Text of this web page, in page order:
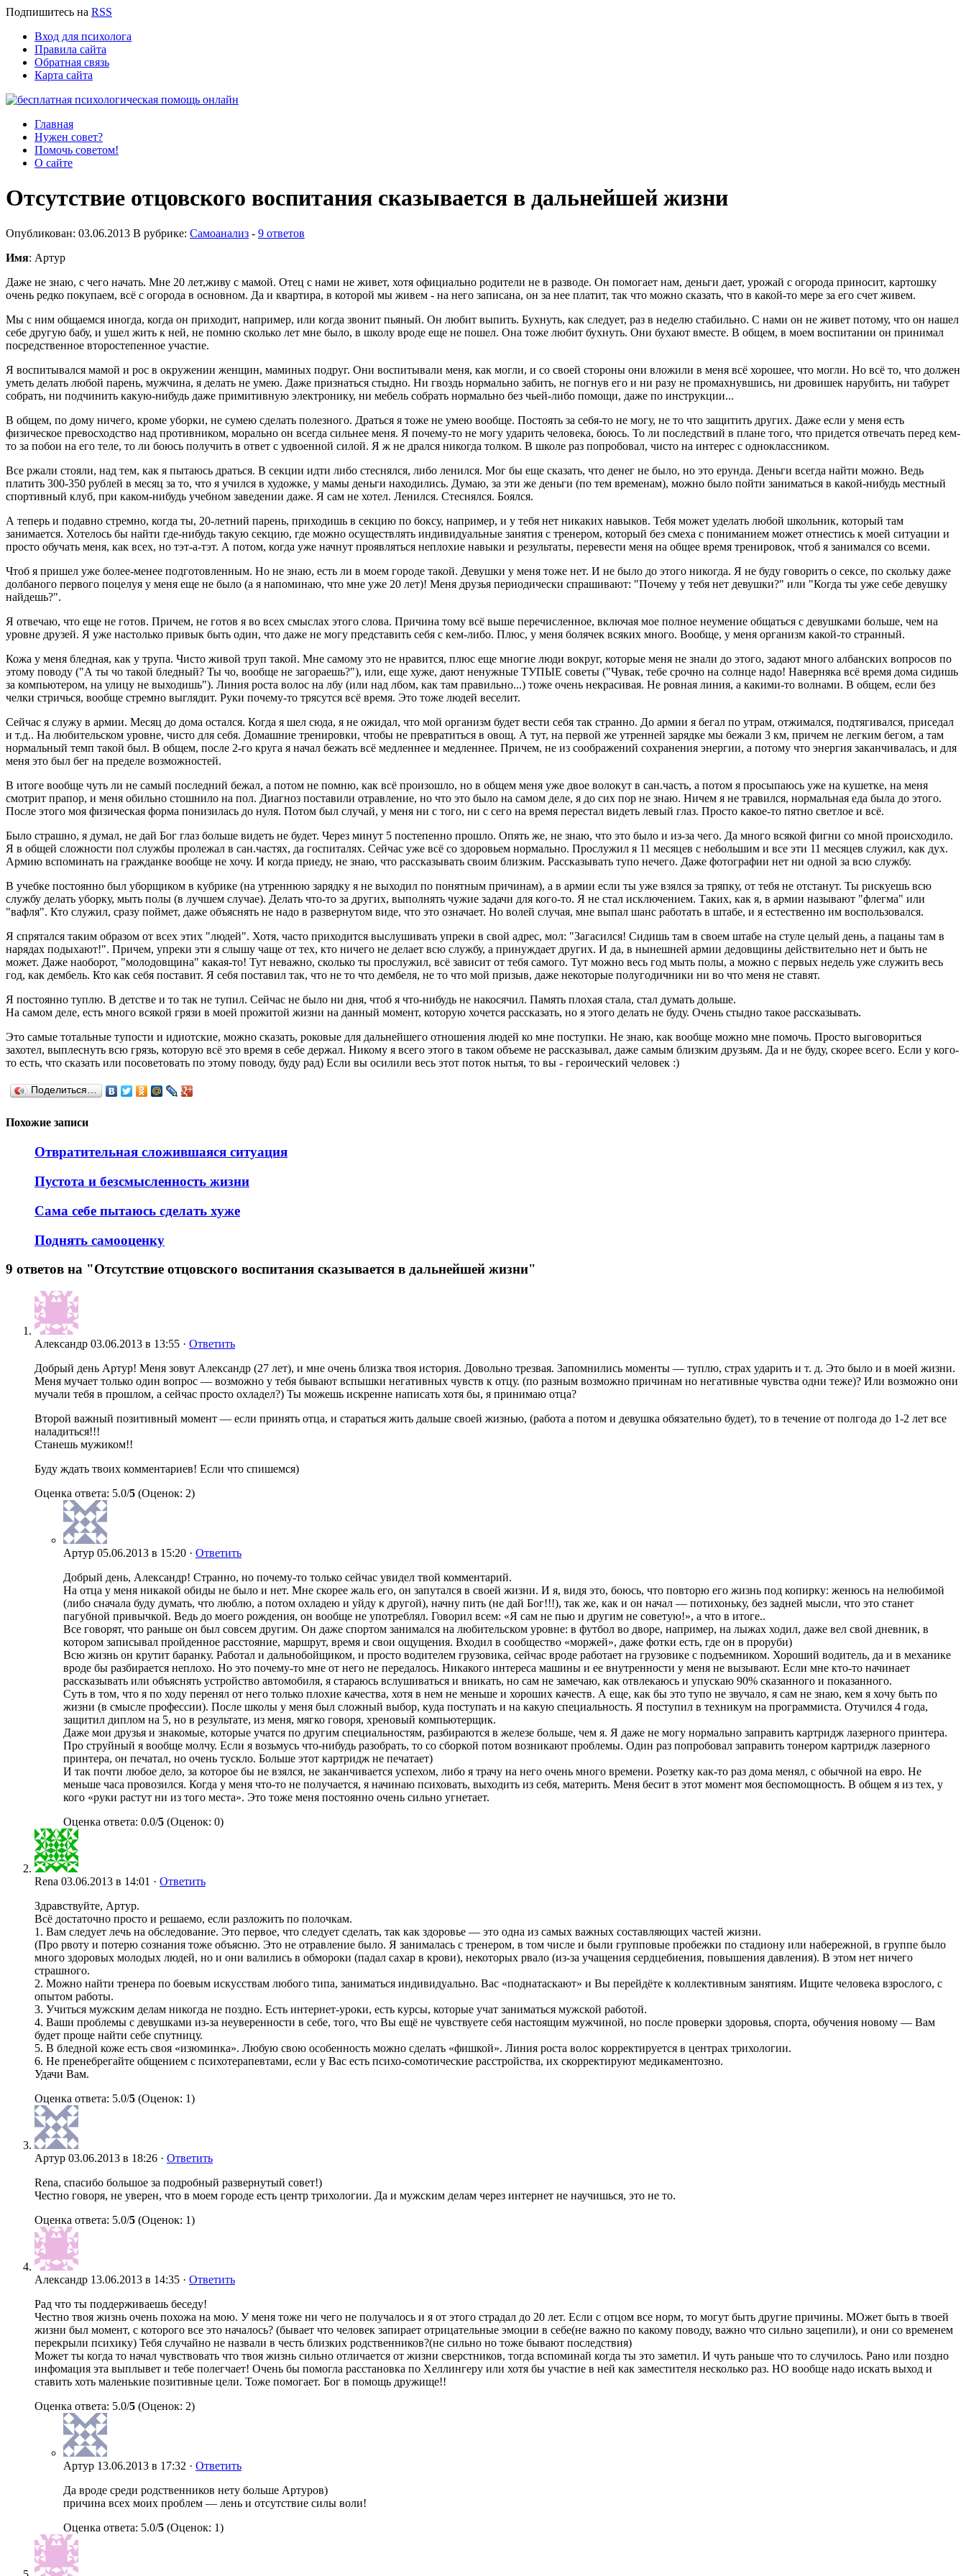
Подпишитесь на RSS
Вход для психолога
Правила сайта
Обратная связь
Карта сайта
Главная
Нужен совет?
Помочь советом!
О сайте
Отсутствие отцовского воспитания сказывается в дальнейшей жизни
Опубликован: 03.06.2013 В рубрике: Самоанализ - 9 ответов
Имя: Артур
Даже не знаю, с чего начать. Мне 20 лет,живу с мамой. Отец с нами не живет, хотя официально родители не в разводе. Он помогает нам, деньги дает, урожай с огорода приносит, картошку
очень редко покупаем, всё с огорода в основном. Да и квартира, в которой мы живем - на него записана, он за нее платит, так что можно сказать, что в какой-то мере за его счет живем.
Мы с ним общаемся иногда, когда он приходит, например, или когда звонит пьяный. Он любит выпить. Бухнуть, как следует, раз в неделю стабильно. С нами он не живет потому, что он нашел
себе другую бабу, и ушел жить к ней, не помню сколько лет мне было, в школу вроде еще не пошел. Она тоже любит бухнуть. Они бухают вместе. В общем, в моем воспитании он принимал
посредственное второстепенное участие.
Я воспитывался мамой и рос в окружении женщин, маминых подруг. Они воспитывали меня, как могли, и со своей стороны они вложили в меня всё хорошее, что могли. Но всё то, что должен
уметь делать любой парень, мужчина, я делать не умею. Даже признаться стыдно. Ни гвоздь нормально забить, не погнув его и ни разу не промахнувшись, ни дровишек нарубить, ни табурет
собрать, ни подчинить какую-нибудь даже примитивную электронику, ни мебель собрать нормально без чьей-либо помощи, даже по инструкции...
В общем, по дому ничего, кроме уборки, не сумею сделать полезного. Драться я тоже не умею вообще. Постоять за себя-то не могу, не то что защитить других. Даже если у меня есть
физическое превосходство над противником, морально он всегда сильнее меня. Я почему-то не могу ударить человека, боюсь. То ли последствий в плане того, что придется отвечать перед кем-
то за побои на его теле, то ли боюсь получить в ответ с удвоенной силой. Я ж не дрался никогда толком. В школе раз попробовал, чисто на интерес с одноклассником.
Все ржали стояли, над тем, как я пытаюсь драться. В секции идти либо стеснялся, либо ленился. Мог бы еще сказать, что денег не было, но это ерунда. Деньги всегда найти можно. Ведь
платить 300-350 рублей в месяц за то, что я учился в художке, у мамы деньги находились. Думаю, за эти же деньги (по тем временам), можно было пойти заниматься в какой-нибудь местный
спортивный клуб, при каком-нибудь учебном заведении даже. Я сам не хотел. Ленился. Стеснялся. Боялся.
А теперь и подавно стремно, когда ты, 20-летний парень, приходишь в секцию по боксу, например, и у тебя нет никаких навыков. Тебя может уделать любой школьник, который там
занимается. Хотелось бы найти где-нибудь такую секцию, где можно осуществлять индивидуальные занятия с тренером, который без смеха с пониманием может отнестись к моей ситуации и
просто обучать меня, как всех, но тэт-а-тэт. А потом, когда уже начнут проявляться неплохие навыки и результаты, перевести меня на общее время тренировок, чтоб я занимался со всеми.
Чтоб я пришел уже более-менее подготовленным. Но не знаю, есть ли в моем городе такой. Девушки у меня тоже нет. И не было до этого никогда. Я не буду говорить о сексе, по скольку даже
долбаного первого поцелуя у меня еще не было (а я напоминаю, что мне уже 20 лет)! Меня друзья периодически спрашивают: "Почему у тебя нет девушки?" или "Когда ты уже себе девушку
найдешь?".
Я отвечаю, что еще не готов. Причем, не готов я во всех смыслах этого слова. Причина тому всё выше перечисленное, включая мое полное неумение общаться с девушками больше, чем на
уровне друзей. Я уже настолько привык быть один, что даже не могу представить себя с кем-либо. Плюс, у меня болячек всяких много. Вообще, у меня организм какой-то странный.
Кожа у меня бледная, как у трупа. Чисто живой труп такой. Мне самому это не нравится, плюс еще многие люди вокруг, которые меня не знали до этого, задают много албанских вопросов по
этому поводу ("А ты чо такой бледный? Ты чо, вообще не загораешь?"), или, еще хуже, дают ненужные ТУПЫЕ советы ("Чувак, тебе срочно на солнце надо! Наверняка всё время дома сидишь
за компьютером, на улицу не выходишь"). Линия роста волос на лбу (или над лбом, как там правильно...) тоже очень некрасивая. Не ровная линия, а какими-то волнами. В общем, если без
челки стричься, вообще стремно выглядит. Руки почему-то трясутся всё время. Это тоже людей веселит.
Сейчас я служу в армии. Месяц до дома остался. Когда я шел сюда, я не ожидал, что мой организм будет вести себя так странно. До армии я бегал по утрам, отжимался, подтягивался, приседал
и т.д.. На любительском уровне, чисто для себя. Домашние тренировки, чтобы не превратиться в овощ. А тут, на первой же утренней зарядке мы бежали 3 км, причем не легким бегом, а там
нормальный темп такой был. В общем, после 2-го круга я начал бежать всё медленнее и медленнее. Причем, не из соображений сохранения энергии, а потому что энергия заканчивалась, и для
меня это был бег на пределе возможностей.
В итоге вообще чуть ли не самый последний бежал, а потом не помню, как всё произошло, но в общем меня уже двое волокут в сан.часть, а потом я просыпаюсь уже на кушетке, на меня
смотрит прапор, и меня обильно стошнило на пол. Диагноз поставили отравление, но что это было на самом деле, я до сих пор не знаю. Ничем я не травился, нормальная еда была до этого.
После этого моя физическая форма понизилась до нуля. Потом был случай, у меня ни с того, ни с сего на время перестал видеть левый глаз. Просто какое-то пятно светлое и всё.
Было страшно, я думал, не дай Бог глаз больше видеть не будет. Через минут 5 постепенно прошло. Опять же, не знаю, что это было и из-за чего. Да много всякой фигни со мной происходило.
Я в общей сложности пол службы пролежал в сан.частях, да госпиталях. Сейчас уже всё со здоровьем нормально. Прослужил я 11 месяцев с небольшим и все эти 11 месяцев служил, как дух.
Армию вспоминать на гражданке вообще не хочу. И когда приеду, не знаю, что рассказывать своим близким. Рассказывать тупо нечего. Даже фотографии нет ни одной за всю службу.
В учебке постоянно был уборщиком в кубрике (на утреннюю зарядку я не выходил по понятным причинам), а в армии если ты уже взялся за тряпку, от тебя не отстанут. Ты рискуешь всю
службу делать уборку, мыть полы (в лучшем случае). Делать что-то за других, выполнять чужие задачи для кого-то. Я не стал исключением. Таких, как я, в армии называют "флегма" или
"вафля". Кто служил, сразу поймет, даже объяснять не надо в развернутом виде, что это означает. Но волей случая, мне выпал шанс работать в штабе, и я естественно им воспользовался.
Я спрятался таким образом от всех этих "людей". Хотя, часто приходится выслушивать упреки в свой адрес, мол: "Загасился! Сидишь там в своем штабе на стуле целый день, а пацаны там в
нарядах подыхают!". Причем, упреки эти я слышу чаще от тех, кто ничего не делает всю службу, а принуждает других. И да, в нынешней армии дедовщины действительно нет и быть не
может. Даже наоборот, "молодовщина" какая-то! Тут неважно, сколько ты прослужил, всё зависит от тебя самого. Тут можно весь год мыть полы, а можно с первых недель уже служить весь
год, как дембель. Кто как себя поставит. Я себя поставил так, что не то что дембеля, не то что мой призыв, даже некоторые полугодичники ни во что меня не ставят.
Я постоянно туплю. В детстве и то так не тупил. Сейчас не было ни дня, чтоб я что-нибудь не накосячил. Память плохая стала, стал думать дольше.
На самом деле, есть много всякой грязи в моей прожитой жизни на данный момент, которую хочется рассказать, но я этого делать не буду. Очень стыдно такое рассказывать.
Это самые тотальные тупости и идиотские, можно сказать, роковые для дальнейшего отношения людей ко мне поступки. Не знаю, как вообще можно мне помочь. Просто выговориться
захотел, выплеснуть всю грязь, которую всё это время в себе держал. Никому я всего этого в таком объеме не рассказывал, даже самым близким друзьям. Да и не буду, скорее всего. Если у кого-
то есть, что сказать или посоветовать по этому поводу, буду рад) Если вы осилили весь этот поток нытья, то вы - героический человек :)
Поделиться…
Похожие записи
Отвратительная сложившаяся ситуация
Пустота и безсмысленность жизни
Сама себе пытаюсь сделать хуже
Поднять самооценку
9 ответов на "Отсутствие отцовского воспитания сказывается в дальнейшей жизни"
Александр 03.06.2013 в 13:55 · Ответить
Добрый день Артур! Меня зовут Александр (27 лет), и мне очень близка твоя история. Довольно трезвая. Запомнились моменты — туплю, страх ударить и т. д. Это было и в моей жизни.
Меня мучает только один вопрос — возможно у тебя бывают вспышки негативных чувств к отцу. (по разным возможно причинам но негативные чувства одни теже)? Или возможно они
мучали тебя в прошлом, а сейчас просто охладел?) Ты можешь искренне написать хотя бы, я принимаю отца?
Второй важный позитивный момент — если принять отца, и стараться жить дальше своей жизнью, (работа а потом и девушка обязательно будет), то в течение от полгода до 1-2 лет все
наладиться!!!
Станешь мужиком!!
Буду ждать твоих комментариев! Если что спишемся)
Оценка ответа: 5.0/5 (Оценок: 2)
Артур 05.06.2013 в 15:20 · Ответить
Добрый день, Александр! Странно, но почему-то только сейчас увидел твой комментарий.
На отца у меня никакой обиды не было и нет. Мне скорее жаль его, он запутался в своей жизни. И я, видя это, боюсь, что повторю его жизнь под копирку: женюсь на нелюбимой
(либо сначала буду думать, что люблю, а потом охладею и уйду к другой), начну пить (не дай Бог!!!), так же, как и он начал — потихоньку, без задней мысли, что это станет
пагубной привычкой. Ведь до моего рождения, он вообще не употреблял. Говорил всем: «Я сам не пью и другим не советую!», а что в итоге..
Все говорят, что раньше он был совсем другим. Он даже спортом занимался на любительском уровне: в футбол во дворе, например, на лыжах ходил, даже вел свой дневник, в
котором записывал пройденное расстояние, маршрут, время и свои ощущения. Входил в сообщество «моржей», даже фотки есть, где он в проруби)
Всю жизнь он крутит баранку. Работал и дальнобойщиком, и просто водителем грузовика, сейчас вроде работает на грузовике с подъемником. Хороший водитель, да и в механике
вроде бы разбирается неплохо. Но это почему-то мне от него не передалось. Никакого интереса машины и ее внутренности у меня не вызывают. Если мне кто-то начинает
рассказывать или объяснять устройство автомобиля, я стараюсь вслушиваться и вникать, но сам не замечаю, как отвлекаюсь и упускаю 90% сказанного и показанного.
Суть в том, что я по ходу перенял от него только плохие качества, хотя в нем не меньше и хороших качеств. А еще, как бы это тупо не звучало, я сам не знаю, кем я хочу быть по
жизни (в смысле профессии). После школы у меня был сложный выбор, куда поступать и на какую специальность. Я поступил в техникум на программиста. Отучился 4 года,
защитил диплом на 5, но в результате, из меня, мягко говоря, хреновый компьютерщик.
Даже мои друзья и знакомые, которые учатся по другим специальностям, разбираются в железе больше, чем я. Я даже не могу нормально заправить картридж лазерного принтера.
Про струйный я вообще молчу. Если я возьмусь что-нибудь разобрать, то со сборкой потом возникают проблемы. Один раз попробовал заправить тонером картридж лазерного
принтера, он печатал, но очень тускло. Больше этот картридж не печатает)
И так почти любое дело, за которое бы не взялся, не заканчивается успехом, либо я трачу на него очень много времени. Розетку как-то раз дома менял, с обычной на евро. Не
меньше часа провозился. Когда у меня что-то не получается, я начинаю психовать, выходить из себя, материть. Меня бесит в этот момент моя беспомощность. В общем я из тех, у
кого «руки растут ни из того места». Это тоже меня постоянно очень сильно угнетает.
Оценка ответа: 0.0/5 (Оценок: 0)
Rena 03.06.2013 в 14:01 · Ответить
Здравствуйте, Артур.
Всё достаточно просто и решаемо, если разложить по полочкам.
1. Вам следует лечь на обследование. Это первое, что следует сделать, так как здоровье — это одна из самых важных составляющих частей жизни.
(Про рвоту и потерю сознания тоже объясню. Это не отравление было. Я занималась с тренером, в том числе и были групповые пробежки по стадиону или набережной, в группе было
много здоровых молодых людей, но и они валились в обмороки (падал сахар в крови), некоторых рвало (из-за учащения сердцебиения, повышения давления). В этом нет ничего
страшного.
2. Можно найти тренера по боевым искусствам любого типа, заниматься индивидуально. Вас «поднатаскают» и Вы перейдёте к коллективным занятиям. Ищите человека взрослого, с
опытом работы.
3. Учиться мужским делам никогда не поздно. Есть интернет-уроки, есть курсы, которые учат заниматься мужской работой.
4. Ваши проблемы с девушками из-за неуверенности в себе, того, что Вы ещё не чувствуете себя настоящим мужчиной, но после проверки здоровья, спорта, обучения новому — Вам
будет проще найти себе спутницу.
5. В бледной коже есть своя «изюминка». Любую свою особенность можно сделать «фишкой». Линия роста волос корректируется в центрах трихологии.
6. Не пренебрегайте общением с психотерапевтами, если у Вас есть психо-сомотические расстройства, их скорректируют медикаментозно.
Удачи Вам.
Оценка ответа: 5.0/5 (Оценок: 1)
Артур 03.06.2013 в 18:26 · Ответить
Rena, спасибо большое за подробный развернутый совет!)
Честно говоря, не уверен, что в моем городе есть центр трихологии. Да и мужским делам через интернет не научишься, это не то.
Оценка ответа: 5.0/5 (Оценок: 1)
Александр 13.06.2013 в 14:35 · Ответить
Рад что ты поддерживаешь беседу!
Честно твоя жизнь очень похожа на мою. У меня тоже ни чего не получалось и я от этого страдал до 20 лет. Если с отцом все норм, то могут быть другие причины. МОжет быть в твоей
жизни был момент, с которого все это началось? (бывает что человек запирает отрицательные эмоции в себе(не важно по какому поводу, важно что сильно зацепили), и они со временем
перекрыли психику) Тебя случайно не назвали в честь близких родственников?(не сильно но тоже бывают последствия)
Может ты когда то начал чувствовать что твоя жизнь сильно отличается от жизни сверстников, тогда вспоминай когда ты это заметил. И чуть раньше что то случилось. Рано или поздно
инфомация эта выплывет и тебе полегчает! Очень бы помогла расстановка по Хеллингеру или хотя бы участие в ней как заместителя несколько раз. НО вообще надо искать выход и
ставить хоть маленькие позитивные цели. Тоже помогает. Бог в помощь дружище!!
Оценка ответа: 5.0/5 (Оценок: 2)
Артур 13.06.2013 в 17:32 · Ответить
Да вроде среди родственников нету больше Артуров)
причина всех моих проблем — лень и отсутствие силы воли!
Оценка ответа: 5.0/5 (Оценок: 1)